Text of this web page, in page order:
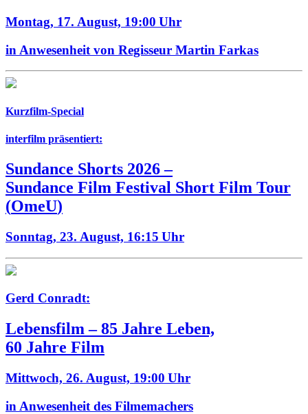
Montag, 17. August, 19:00 Uhr
in Anwesenheit von Regisseur Martin Farkas
Kurzfilm-Special
interfilm präsentiert:
Sundance Shorts 2026–
Sundance Film Festival Short Film Tour
(OmeU)
Sonntag, 23. August, 16:15 Uhr
Gerd Conradt:
Lebensfilm – 85 Jahre Leben,
60 Jahre Film
Mittwoch, 26. August, 19:00 Uhr
in Anwesenheit des Filmemachers